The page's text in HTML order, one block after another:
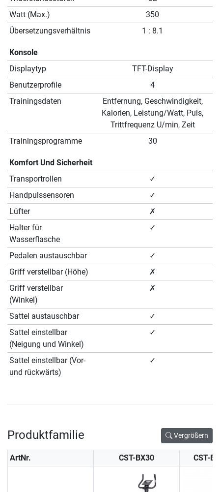
Watt (Max.)
350
Übersetzungsverhältnis
1 : 8.1
Konsole
Displaytyp
TFT-Display
Benutzerprofile
4
Trainingsdaten
Entfernung, Geschwindigkeit,
Kalorien, Leistung/Watt, Puls,
Trittfrequenz U/min, Zeit
Trainingsprogramme
30
Komfort Und Sicherheit
Transportrollen
✓
Handpulssensoren
✓
Lüfter
✗
Halter für
Wasserflasche
✓
Pedalen austauschbar
✓
Griff verstellbar (Höhe)
✗
Griff verstellbar
(Winkel)
✗
Sattel austauschbar
✓
Sattel einstellbar
(Neigung und Winkel)
✓
Sattel einstellbar (Vor-
und rückwärts)
✓
Produktfamilie Vergrößern
ArtNr. CST-BX30 CST-